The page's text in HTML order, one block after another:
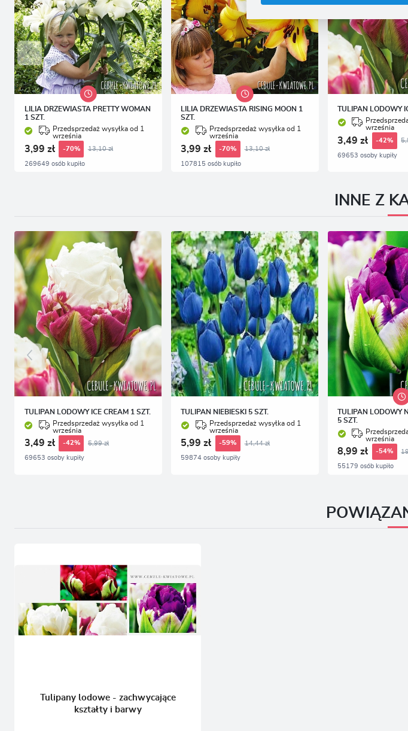
LILIA DRZEWIASTA PRETTY WOMAN
1 SZT.
Przedsprzedaż wysyłka od 1
września
3,99 zł -70% 13,10 zł
269649 osób kupiło
LILIA DRZEWIASTA RISING MOON 1
SZT.
Przedsprzedaż wysyłka od 1
września
3,99 zł -70% 13,10 zł
107815 osób kupiło
TULIPAN LODOWY
września
3,49 zł -42%
69653 osoby kupiły
INNE Z
TULIPAN LODOWY ICE CREAM 1 SZT.
Przedsprzedaż wysyłka od 1
września
3,49 zł -42% 5,99 zł
69653 osoby kupiły
TULIPAN NIEBIESKI 5 SZT.
Przedsprzedaż wysyłka od 1
września
5,99 zł -59% 14,44 zł
59874 osoby kupiły
TULIPAN LODOWY
5 SZT.
września
8,99 zł -54%
55179 osób kupiło
Tulipany lodowe - zachwycające
kształty i barwy
użytkowników. Zgromadzone informacje są
Reklamowe
Dzięki reklamowym plikom cookies prezentujemy Ci
stronach naszych partnerów.
Promocyjne pliki cookies służą do prezentowania
Twoich upodobań oraz Twoich zwyczajów
promocyjne mogą pojawić się na stronach
partnerami oraz innych dostawców usług. Firmy te
prezentujących nasze treści w postaci wiadomości,
Więcej